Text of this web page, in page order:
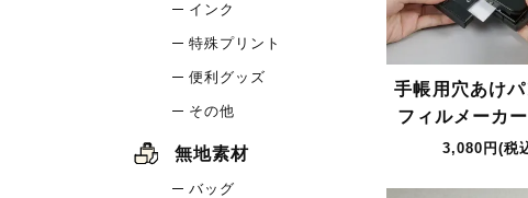
手帳用穴あけパ
フィルメーカ
3,080円(税
インク
特殊プリント
便利グッズ
その他
無地素材
バッグ